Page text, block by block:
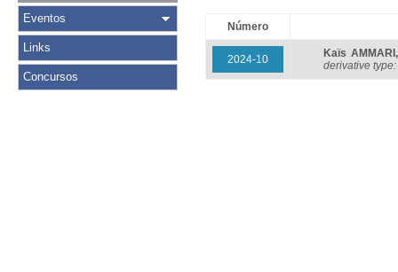
Eventos
Links
Concursos
Número
2024-10 Kaïs AMMARI
derivative